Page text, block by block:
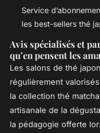
Service
les best-sellers thé
Avis spécialisés et
qu’en pensent les
Les salons de thé
régulièrement
la collection thé
artisanale de la
la pédagogie offerte